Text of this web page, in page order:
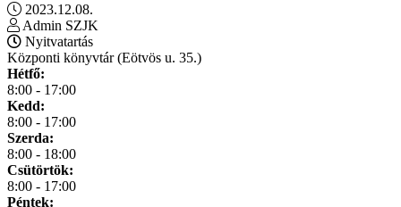
2023.12.08.
Admin SZJK
Nyitvatartás
Központi könyvtár (Eötvös u. 35.)
Hétfő:
8:00 - 17:00
Kedd:
8:00 - 17:00
Szerda:
8:00 - 18:00
Csütörtök:
8:00 - 17:00
Péntek: